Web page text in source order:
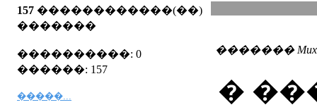
157 ������������(��)
�������
����������: 0
������: 157
�����...
�������
�